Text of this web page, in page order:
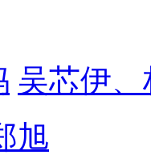
吴芯伊
旭